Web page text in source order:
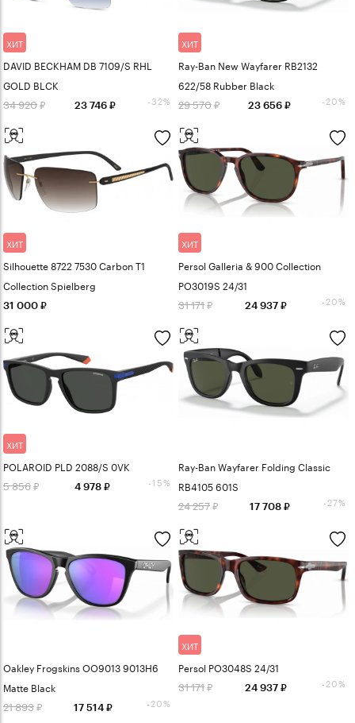
ХИТ
DAVID BECKHAM DB 7109/S RHL
GOLD BLCK
34 920 23 746 -32%
ХИТ
Ray-Ban New Wayfarer RB2132
622/58 Rubber Black
29 570 23 656 -20%
ХИТ
Silhouette 8722 7530 Carbon T1
Collection Spielberg
31 000
ХИТ
Persol Galleria & 900 Collection
PO3019S 24/31
31 171 24 937 -20%
ХИТ
POLAROID PLD 2088/S 0VK
5 856 4 978 -15%
Ray-Ban Wayfarer Folding Classic
RB4105 601S
24 257 17 708 -27%
Oakley Frogskins OO9013 9013H6
Matte Black
21 893 17 514 -20%
ХИТ
Persol PO3048S 24/31
31 171 24 937 -20%